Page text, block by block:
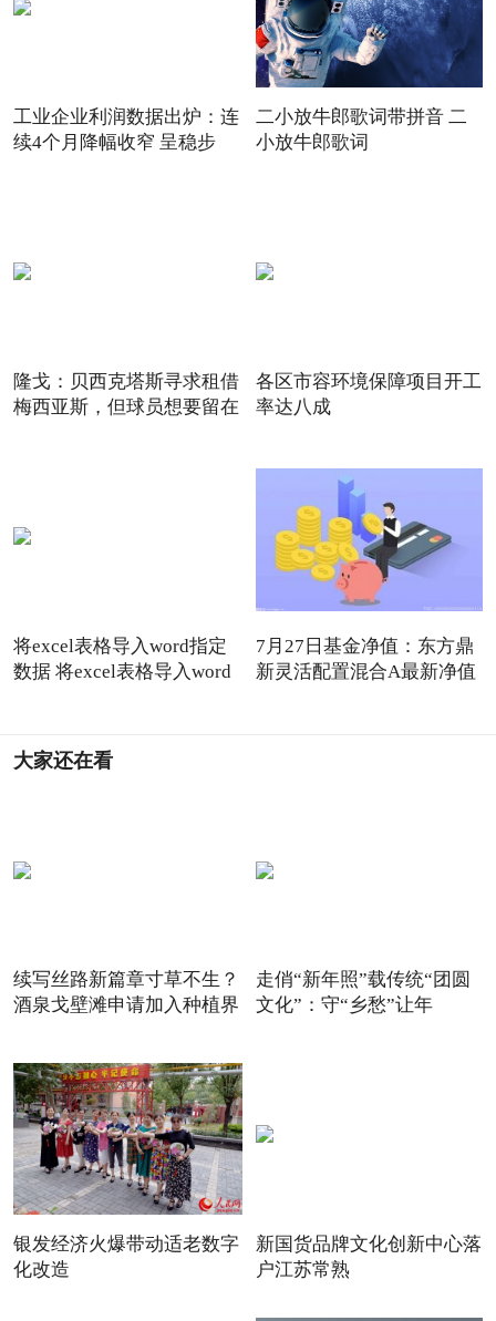
工业企业利润数据出炉：连
续4个月降幅收窄 呈稳步
二小放牛郎歌词带拼音 二
小放牛郎歌词
隆戈：贝西克塔斯寻求租借
梅西亚斯，但球员想要留在
各区市容环境保障项目开工
率达八成
将excel表格导入word指定
数据 将excel表格导入word
7月27日基金净值：东方鼎
新灵活配置混合A最新净值
大家还在看
续写丝路新篇章寸草不生？
酒泉戈壁滩申请加入种植界
走俏“新年照”载传统“团圆
文化”：守“乡愁”让年
银发经济火爆带动适老数字
化改造
新国货品牌文化创新中心落
户江苏常熟